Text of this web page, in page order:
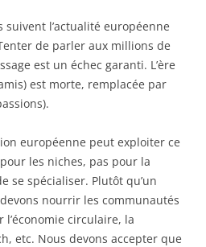
suivent l’actualité européenne
de parler aux millions de
est un échec garanti. L’ère
est morte, remplacée par
européenne peut exploiter ce
les niches, pas pour la
se spécialiser. Plutôt qu’un
nourrir les communautés
circulaire, la
etc. Nous devons accepter que